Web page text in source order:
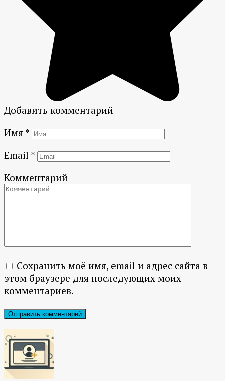
Добавить комментарий
Имя *
Email *
Комментарий
Сохранить моё имя, email и адрес сайта в
этом браузере для последующих моих
комментариев.